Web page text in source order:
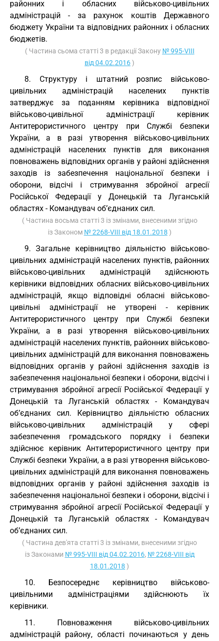
районних і обласних військово-цивільних
адміністрацій - за рахунок коштів Державного
бюджету України та відповідних районних і обласних
бюджетів.
( Частина сьома статті 3 в редакції Закону № 995-VIII
від 04.02.2016)
8. Структуру і штатний розпис військово-
цивільних адміністрацій населених пунктів
затверджує за поданням керівника відповідної
військово-цивільної адміністрації керівник
Антитерористичного центру при Службі безпеки
України, а в разі утворення військово-цивільних
адміністрацій населених пунктів для виконання
повноважень відповідних органів у районі здійснення
заходів із забезпечення національної безпеки і
оборони, відсічі і стримування збройної агресії
Російської Федерації у Донецькій та Луганській
областях - Командувач об’єднаних сил.
( Частина восьма статті 3 із змінами, внесеними згідно
із Законом № 2268-VIII від 18.01.2018 )
9. Загальне керівництво діяльністю військово-
цивільних адміністрацій населених пунктів, районних
військово-цивільних адміністрацій здійснюють
керівники відповідних обласних військово-цивільних
адміністрацій, якщо відповідні обласні військово-
цивільні адміністрації не утворені - керівник
Антитерористичного центру при Службі безпеки
України, а в разі утворення військово-цивільних
адміністрацій населених пунктів, районних військово-
цивільних адміністрацій для виконання повноважень
відповідних органів у районі здійснення заходів із
забезпечення національної безпеки і оборони, відсічі і
стримування збройної агресії Російської Федерації у
Донецькій та Луганській областях - Командувач
об’єднаних сил. Керівництво діяльністю обласних
військово-цивільних адміністрацій у сфері
забезпечення громадського порядку і безпеки
здійснює керівник Антитерористичного центру при
Службі безпеки України, а в разі утворення військово-
цивільних адміністрацій для виконання повноважень
відповідних органів у районі здійснення заходів із
забезпечення національної безпеки і оборони, відсічі і
стримування збройної агресії Російської Федерації у
Донецькій та Луганській областях - Командувач
об’єднаних сил.
( Частина дев'ята статті 3 із змінами, внесеними згідно
із Законами № 995-VIII від 04.02.2016, № 2268-VIII від
18.01.2018 )
10. Безпосереднє керівництво військово-
цивільними адміністраціями здійснюють їх
керівники.
11. Повноваження військово-цивільних
адміністрацій району, області починаються у день